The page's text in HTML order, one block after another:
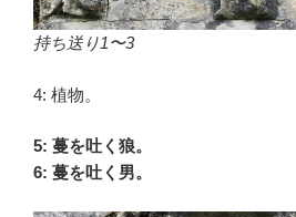
持ち送り1〜3
4: 植物。
5: 蔓を吐く狼。
6: 蔓を吐く男。